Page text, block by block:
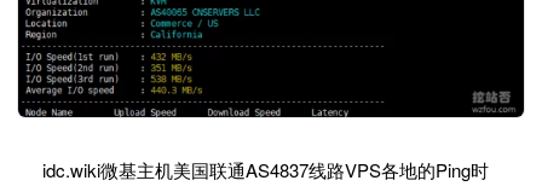
idc.wiki微基主机美国联通AS4837线路VPS各地的Ping时